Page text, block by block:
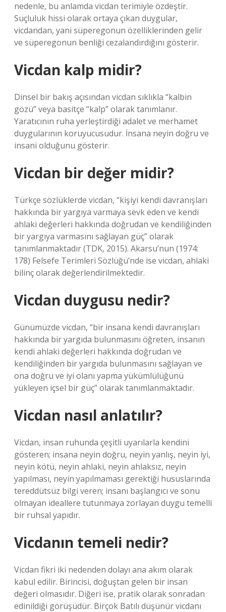
nedenle, bu anlamda vicdan terimiyle özdeştir.
Suçluluk hissi olarak ortaya çıkan duygular,
vicdandan, yani süperegonun özelliklerinden gelir
ve süperegonun benliği cezalandırdığını gösterir.
Vicdan kalp midir?
Dinsel bir bakış açısından vicdan sıklıkla “kalbin
gözü” veya basitçe “kalp” olarak tanımlanır.
Yaratıcının ruha yerleştirdiği adalet ve merhamet
duygularının koruyucusudur. İnsana neyin doğru ve
insani olduğunu gösterir.
Vicdan bir değer midir?
Türkçe sözlüklerde vicdan, “kişiyi kendi davranışları
hakkında bir yargıya varmaya sevk eden ve kendi
ahlaki değerleri hakkında doğrudan ve kendiliğinden
bir yargıya varmasını sağlayan güç” olarak
tanımlanmaktadır (TDK, 2015). Akarsu’nun (1974:
178) Felsefe Terimleri Sözlüğü’nde ise vicdan, ahlaki
bilinç olarak değerlendirilmektedir.
Vicdan duygusu nedir?
Günümüzde vicdan, “bir insana kendi davranışları
hakkında bir yargıda bulunmasını öğreten, insanın
kendi ahlaki değerleri hakkında doğrudan ve
kendiliğinden bir yargıda bulunmasını sağlayan ve
ona doğru ve iyi olanı yapma yükümlülüğünü
yükleyen içsel bir güç” olarak tanımlanmaktadır.
Vicdan nasıl anlatılır?
Vicdan, insan ruhunda çeşitli uyarılarla kendini
gösteren; insana neyin doğru, neyin yanlış, neyin iyi,
neyin kötü, neyin ahlaki, neyin ahlaksız, neyin
yapılması, neyin yapılmaması gerektiği hususlarında
tereddütsüz bilgi veren; insanı başlangıcı ve sonu
olmayan ideallere tutunmaya zorlayan duygu temelli
bir ruhsal yapıdır.
Vicdanın temeli nedir?
Vicdan fikri iki nedenden dolayı ana akım olarak
kabul edilir. Birincisi, doğuştan gelen bir insan
değeri olmasıdır. Diğeri ise, pratik olarak sonradan
edinildiği görüşüdür. Birçok Batılı düşünür vicdanı